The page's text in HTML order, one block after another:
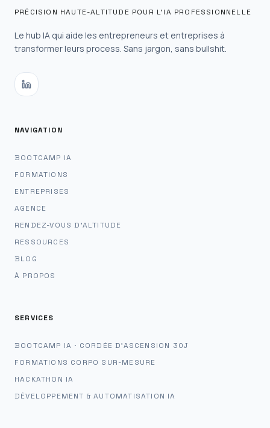
PRÉCISION HAUTE-ALTITUDE POUR L'IA PROFESSIONNELLE
Le hub IA qui aide les entrepreneurs et entreprises à
transformer leurs process. Sans jargon, sans bullshit.
NAVIGATION
BOOTCAMP IA
FORMATIONS
ENTREPRISES
AGENCE
RENDEZ-VOUS D'ALTITUDE
RESSOURCES
BLOG
À PROPOS
SERVICES
BOOTCAMP IA · CORDÉE D'ASCENSION 30J
FORMATIONS CORPO SUR-MESURE
HACKATHON IA
DÉVELOPPEMENT & AUTOMATISATION IA